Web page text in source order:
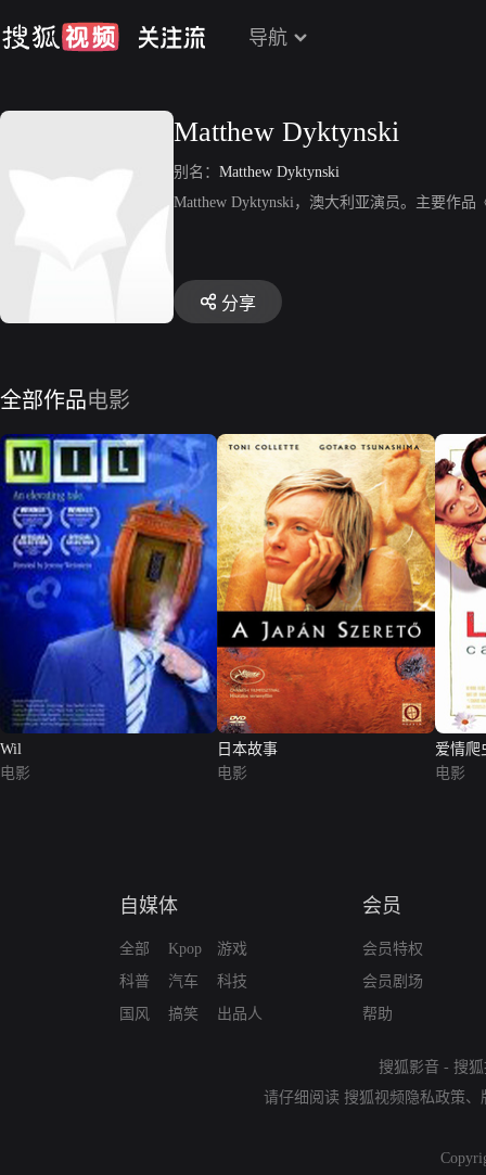
导航
Matthew Dyktynski
别名： Matthew Dyktynski
Matthew Dyktynski，澳大利亚演员。主要作
分享
全部作品电影
Wil
电影
日本故事
电影
爱情爬
电影
自媒体
全部
科普
国风
Kpop
汽车
搞笑
游戏
科技
出品人
会员
会员特权
会员剧场
帮助
搜狐影音 - 搜
请仔细阅读 搜狐视频隐私政策、